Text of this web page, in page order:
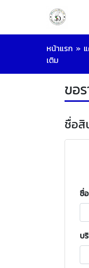
หน้าแรก »
เติม
ขอ
ชื่อสิ
ชื่
บ